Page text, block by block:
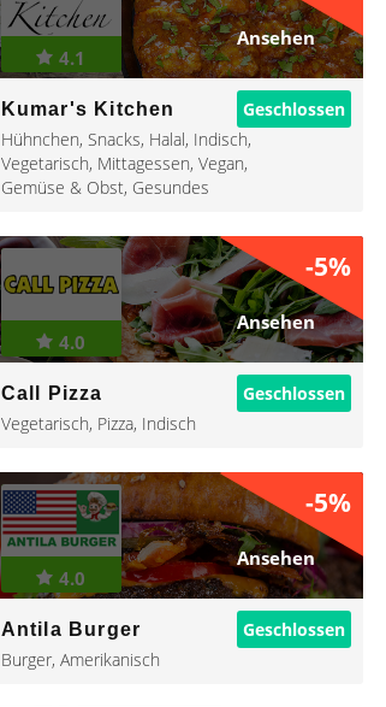
Ansehen
4.1
Kumar's Kitchen
Geschlossen
Hühnchen, Snacks, Halal, Indisch,
Vegetarisch, Mittagessen, Vegan,
Gemüse & Obst, Gesundes
-5%
Ansehen
4.0
Call Pizza
Geschlossen
Vegetarisch, Pizza, Indisch
-5%
Ansehen
4.0
Antila Burger
Geschlossen
Burger, Amerikanisch